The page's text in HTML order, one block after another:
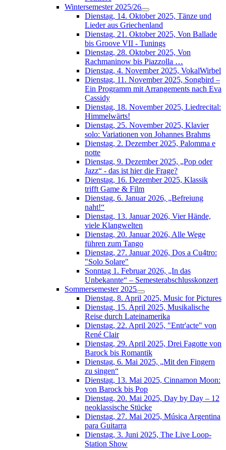
Wintersemester 2025/26
Dienstag, 14. Oktober 2025, Tänze und
Lieder aus Griechenland
Dienstag, 21. Oktober 2025, Von Ballade
bis Groove VII - Tunings
Dienstag, 28. Oktober 2025, Von
Rachmaninow bis Piazzolla …
Dienstag, 4. November 2025, VokalWirbel
Dienstag, 11. November 2025, Songbird –
Ein Programm mit Arrangements nach Eva
Cassidy
Dienstag, 18. November 2025, Liedrecital:
Himmelwärts!
Dienstag, 25. November 2025, Klavier
solo: Variationen von Johannes Brahms
Dienstag, 2. Dezember 2025, Palomma e
notte
Dienstag, 9. Dezember 2025, „Pop oder
Jazz“ - das ist hier die Frage?
Dienstag, 16. Dezember 2025, Klassik
trifft Game & Film
Dienstag, 6. Januar 2026, „Befreiung
naht!“
Dienstag, 13. Januar 2026, Vier Hände,
viele Klangwelten
Dienstag, 20. Januar 2026, Alle Wege
führen zum Tango
Dienstag, 27. Januar 2026, Dos a Cu4tro:
"Solo Solare"
Sonntag 1. Februar 2026, „In das
Unbekannte“ – Semesterabschlusskonzert
Sommersemester 2025
Dienstag, 8. April 2025, Music for Pictures
Dienstag, 15. April 2025, Musikalische
Reise durch Lateinamerika
Dienstag, 22. April 2025, "Entr'acte" von
René Clair
Dienstag, 29. April 2025, Drei Fagotte von
Barock bis Romantik
Dienstag, 6. Mai 2025, „Mit den Fingern
zu singen“
Dienstag, 13. Mai 2025, Cinnamon Moon:
von Barock bis Pop
Dienstag, 20. Mai 2025, Day by Day – 12
neoklassische Stücke
Dienstag, 27. Mai 2025, Música Argentina
para Guitarra
Dienstag, 3. Juni 2025, The Live Loop-
Station Show